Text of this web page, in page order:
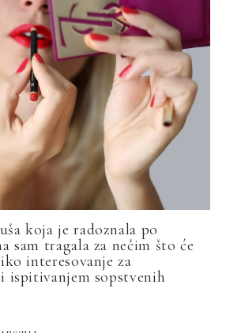
koja je radoznala po
sam tragala za nečim što će
interesovanje za
ispitivanjem sopstvenih